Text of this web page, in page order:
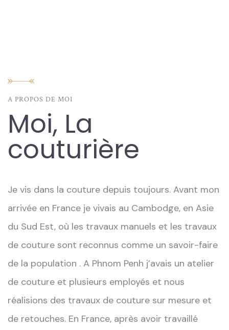
A PROPOS DE MOI
Moi, La
couturière
Je vis dans la couture depuis toujours. Avant mon
arrivée en France je vivais au Cambodge, en Asie
du Sud Est, où les travaux manuels et les travaux
de couture sont reconnus comme un savoir-faire
de la population . A Phnom Penh j’avais un atelier
de couture et plusieurs employés et nous
réalisions des travaux de couture sur mesure et
de retouches. En France, après avoir travaillé